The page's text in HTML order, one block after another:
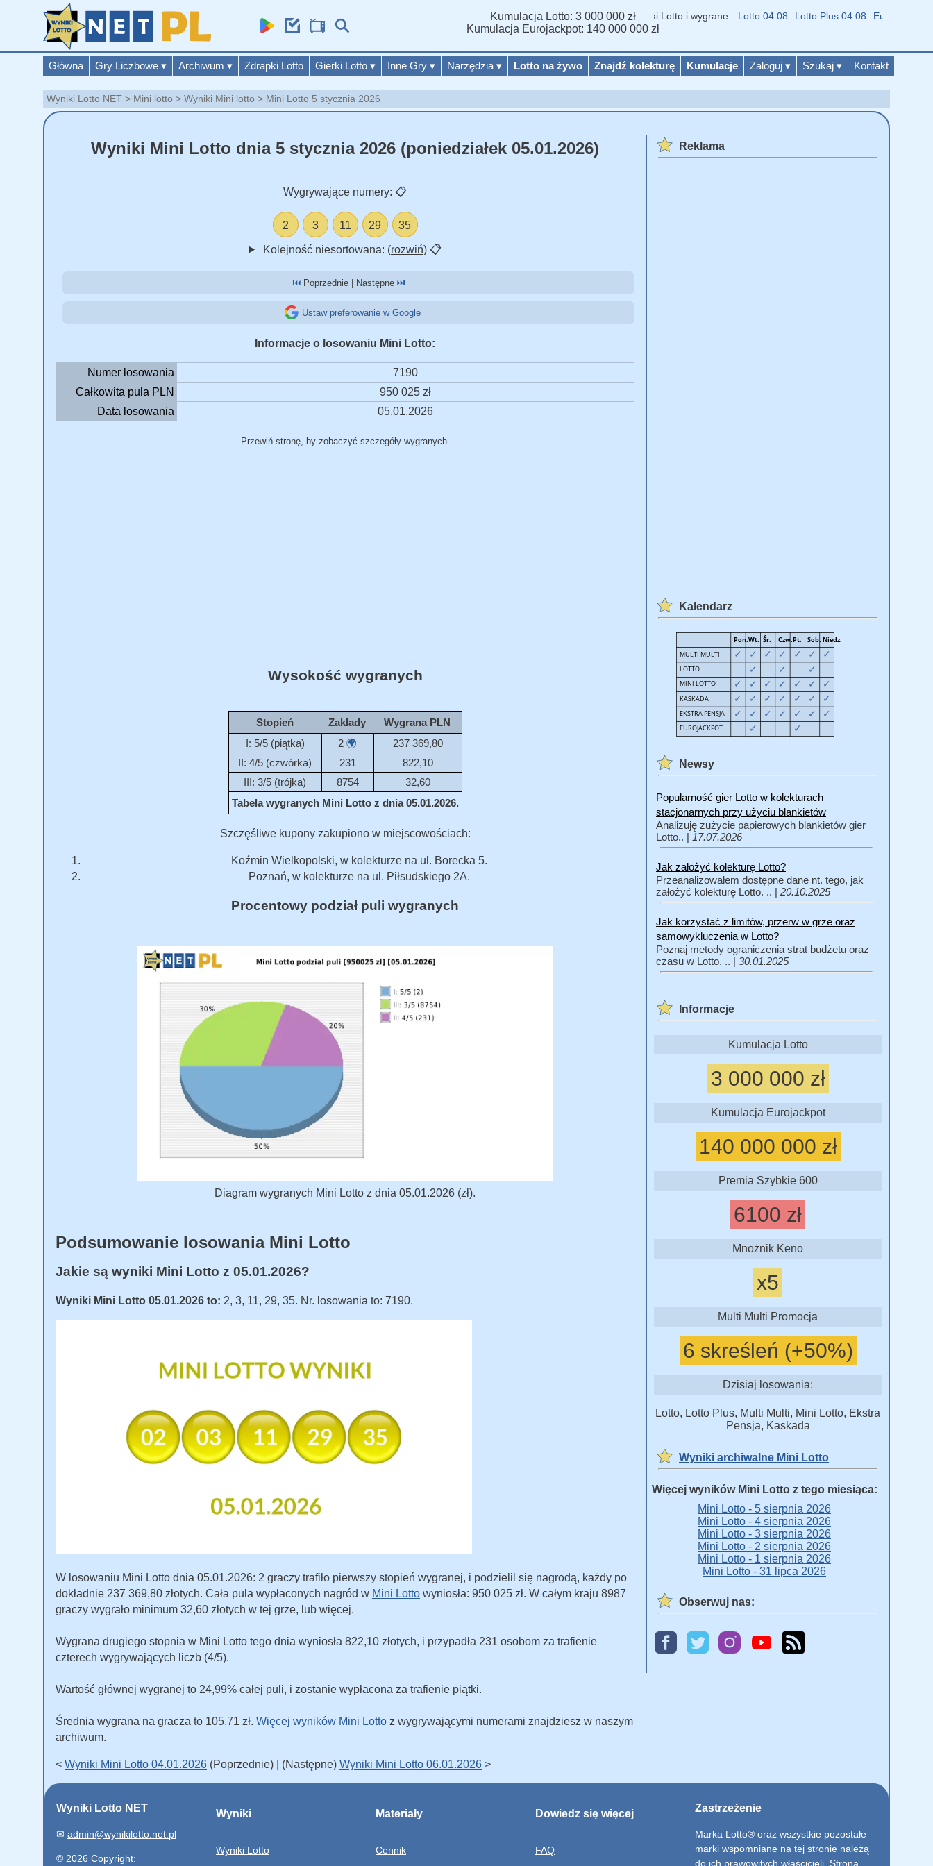
Główna Gry Liczbowe ▾ Archiwum ▾ Zdrapki Lotto Gierki Lotto ▾ Inne Gry ▾ Narzędzia ▾ Lotto na żywo Znajdź kolekturę Kumulacje Zaloguj ▾ Szukaj ▾ Kontakt
Kumulacja Lotto: 3 000 000 zł
Kumulacja Eurojackpot: 140 000 000 zł
Wyniki Lotto i wygrane: Lotto 04.08 Lotto Plus 04.08 Eurojackpot
Wyniki Lotto NET Mini lotto Wyniki Mini lotto Mini Lotto 5 stycznia 2026
Wyniki Mini Lotto dnia 5 stycznia 2026 (poniedziałek 05.01.2026)
Wygrywające numery: 📋
2 3 11 29 35
Kolejność niesortowana: (rozwiń) 📋
⏮️Poprzednie | Następne ⏭️
Ustaw preferowanie w Google
Informacje o losowaniu Mini Lotto:
Numer losowania
7190
Całkowita pula PLN
950 025 zł
Data losowania
05.01.2026
Przewiń stronę, by zobaczyć szczegóły wygranych.
Wysokość wygranych
Stopień Zakłady
Wygrana PLN
I: 5/5 (piątka)
2 🌍
237 369,80
II: 4/5 (czwórka)
231
822,10
III: 3/5 (trójka)
8754
32,60
Tabela wygranych Mini Lotto z dnia 05.01.2026.
Szczęśliwe kupony zakupiono w miejscowościach:
Koźmin Wielkopolski, w kolekturze na ul. Borecka 5.
Poznań, w kolekturze na ul. Piłsudskiego 2A.
Procentowy podział puli wygranych
Diagram wygranych Mini Lotto z dnia 05.01.2026 (zł).
Podsumowanie losowania Mini Lotto
Jakie są wyniki Mini Lotto z 05.01.2026?
Wyniki Mini Lotto 05.01.2026 to: 2, 3, 11, 29, 35. Nr. losowania to: 7190.
W losowaniu Mini Lotto dnia 05.01.2026: 2 graczy trafiło pierwszy stopień wygranej, i podzielil się nagrodą, każdy po
dokładnie 237 369,80 złotych. Cała pula wypłaconych nagród w Mini Lotto wyniosła: 950 025 zł. W całym kraju 8987
graczy wygrało minimum 32,60 złotych w tej grze, lub więcej.
Wygrana drugiego stopnia w Mini Lotto tego dnia wyniosła 822,10 złotych, i przypadła 231 osobom za trafienie
czterech wygrywających liczb (4/5).
Wartość głównej wygranej to 24,99% całej puli, i zostanie wypłacona za trafienie piątki.
Średnia wygrana na gracza to 105,71 zł. Więcej wyników Mini Lotto z wygrywającymi numerami znajdziesz w naszym
archiwum.
< Wyniki Mini Lotto 04.01.2026 (Poprzednie) | (Następne) Wyniki Mini Lotto 06.01.2026 >
Reklama
Kalendarz
Newsy
Popularność gier Lotto w kolekturach
stacjonarnych przy użyciu blankietów
Analizuję zużycie papierowych blankietów gier
Lotto.. | 17.07.2026
Jak założyć kolekturę Lotto?
Przeanalizowałem dostępne dane nt. tego, jak
założyć kolekturę Lotto. .. | 20.10.2025
Jak korzystać z limitów, przerw w grze oraz
samowykluczenia w Lotto?
Poznaj metody ograniczenia strat budżetu oraz
czasu w Lotto. .. | 30.01.2025
Informacje
Kumulacja Lotto
3 000 000 zł
Kumulacja Eurojackpot
140 000 000 zł
Premia Szybkie 600
6100 zł
Mnożnik Keno
x5
Multi Multi Promocja
6 skreśleń (+50%)
Dzisiaj losowania:
Lotto, Lotto Plus, Multi Multi, Mini Lotto, Ekstra
Pensja, Kaskada
Wyniki archiwalne Mini Lotto
Więcej wyników Mini Lotto z tego miesiąca:
Mini Lotto - 5 sierpnia 2026
Mini Lotto - 4 sierpnia 2026
Mini Lotto - 3 sierpnia 2026
Mini Lotto - 2 sierpnia 2026
Mini Lotto - 1 sierpnia 2026
Mini Lotto - 31 lipca 2026
Obserwuj nas:
Wyniki Lotto NET
✉ admin@wynikilotto.net.pl
© 2026 Copyright:
Wyniki
Wyniki Lotto
Materiały
Cennik
Dowiedz się więcej
FAQ
Zastrzeżenie
Marka Lotto® oraz wszystkie pozostałe
marki wspomniane na tej stronie należą
do ich prawowitych właścicieli. Strona